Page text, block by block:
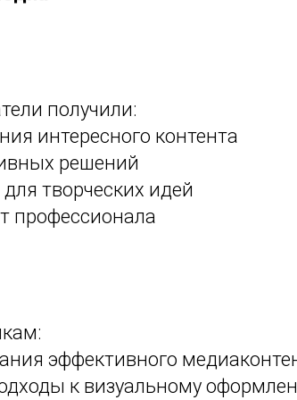
получили:
интересного контента
решений
творческих идей
профессионала
эффективного
к визуальному